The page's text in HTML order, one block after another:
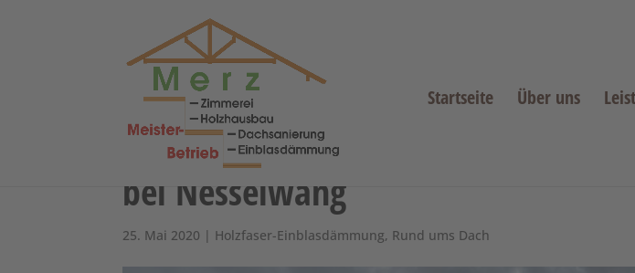
Startseite Über uns
Aufrichten und ausblasen eines
bei Nesselwang
25. Mai 2020 | Holzfaser-Einblasdämmung, Rund ums Dach